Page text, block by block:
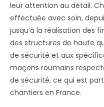
leur attention au détail.
effectuée avec soin,
jusqu’à la réalisation des
des structures de haute
de sécurité et aux
maçons roumains
de sécurité, ce qui est
chantiers en France.